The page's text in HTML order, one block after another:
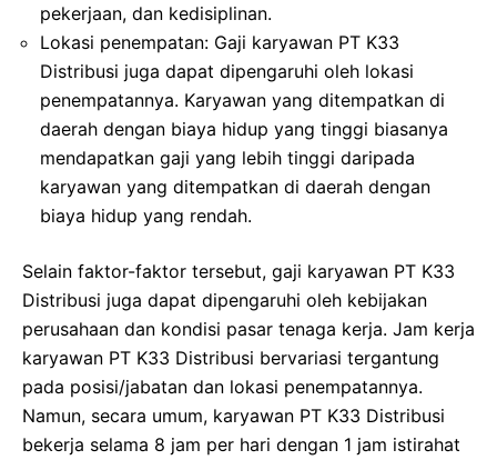
pekerjaan, dan kedisiplinan.
Lokasi penempatan: Gaji karyawan PT K33
Distribusi juga dapat dipengaruhi oleh lokasi
penempatannya. Karyawan yang ditempatkan di
daerah dengan biaya hidup yang tinggi biasanya
mendapatkan gaji yang lebih tinggi daripada
karyawan yang ditempatkan di daerah dengan
biaya hidup yang rendah.
Selain faktor-faktor tersebut, gaji karyawan PT K33
Distribusi juga dapat dipengaruhi oleh kebijakan
perusahaan dan kondisi pasar tenaga kerja. Jam kerja
karyawan PT K33 Distribusi bervariasi tergantung
pada posisi/jabatan dan lokasi penempatannya.
Namun, secara umum, karyawan PT K33 Distribusi
bekerja selama 8 jam per hari dengan 1 jam istirahat